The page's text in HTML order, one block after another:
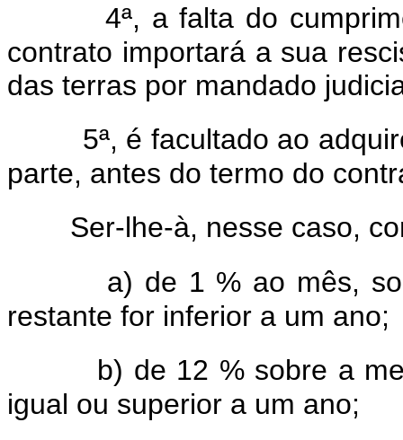
4ª, a falta do
contrato importará a sua
das terras por mandado
5ª, é facultado ao
parte, antes do termo do
Ser-lhe-à, nesse caso,
a) de 1 % ao mês,
restante for inferior a um ano;
b) de 12 % sobre a
igual ou superior a um ano;